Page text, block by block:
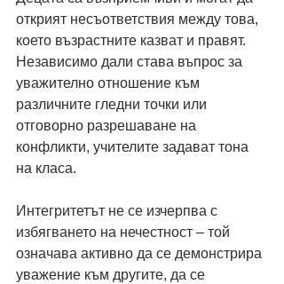
открият несъответствия между това,
което възрастните казват и правят.
Независимо дали става въпрос за
уважително отношение към
различните гледни точки или
отговорно разрешаване на
конфликти, учителите задават тона
на класа.
Интегритетът не се изчерпва с
избягването на нечестност – той
означава активно да се демонстрира
уважение към другите, да се